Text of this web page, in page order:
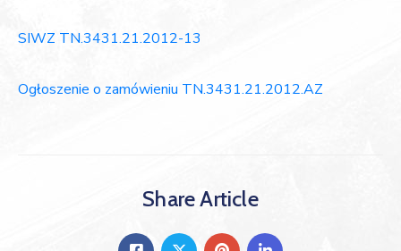
SIWZ TN.3431.21.2012-13
Ogłoszenie o zamówieniu TN.3431.21.2012.AZ
Share Article